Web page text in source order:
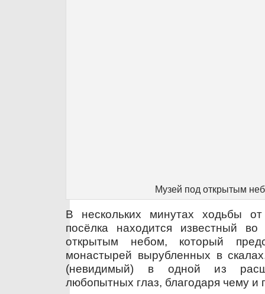
Музей под открытым
В нескольких минутах ходьбы от
посёлка находится известный
открытым небом, который
монастырей вырубленных в
(невидимый) в одной из
любопытных глаз, благодаря чему и